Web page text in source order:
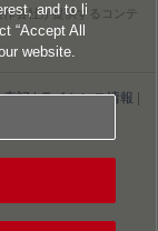
会社が提供するコンテ
表記|ライセンス情報
and to li
“Accept All
website.